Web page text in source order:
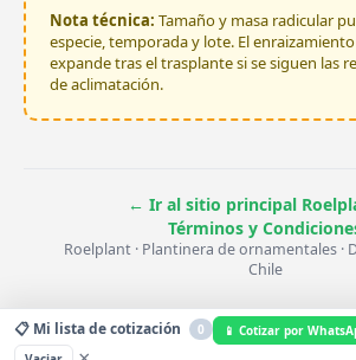
Nota técnica: Tamaño y masa radicular
especie, temporada y lote. El
expande tras el trasplante si se siguen las
de aclimatación.
← Ir al sitio principal
Términos y
Roelplant · Plantinera de ornamentales ·
Chile
📋 Mi lista de cotización 0
📱 Cotizar por